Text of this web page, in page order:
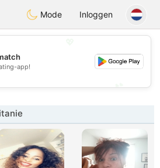
Deutsch Dating
Mode Inloggen
💕
app!